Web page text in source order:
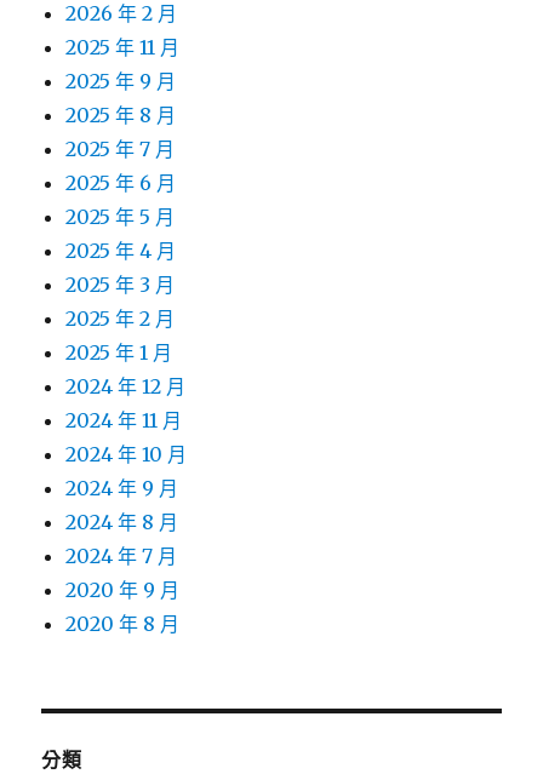
2026 年 2 月
2025 年 11 月
2025 年 9 月
2025 年 8 月
2025 年 7 月
2025 年 6 月
2025 年 5 月
2025 年 4 月
2025 年 3 月
2025 年 2 月
2025 年 1 月
2024 年 12 月
2024 年 11 月
2024 年 10 月
2024 年 9 月
2024 年 8 月
2024 年 7 月
2020 年 9 月
2020 年 8 月
分類